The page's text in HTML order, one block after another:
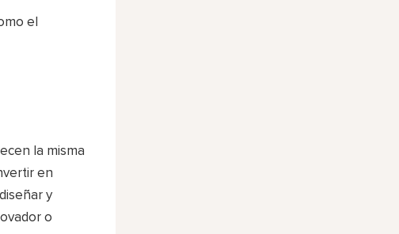
el
la misma
en
y
o